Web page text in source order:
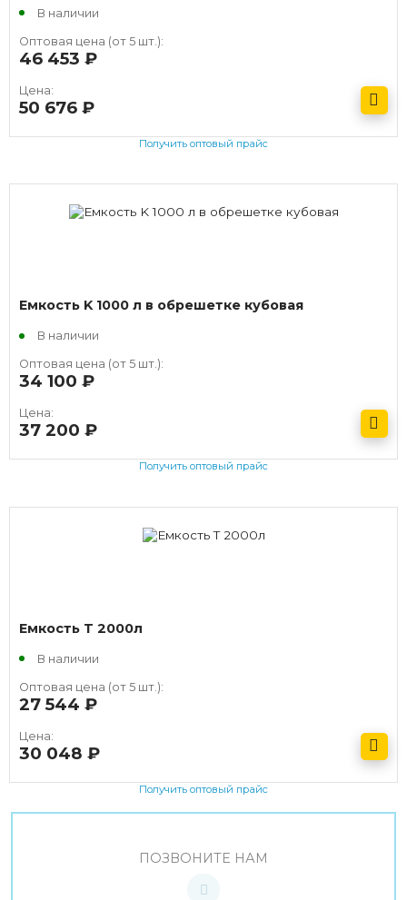
В наличии
Оптовая цена (от 5 шт.):
46 453
Цена:
50 676
Получить оптовый прайс
Емкость K 1000 л в обрешетке кубовая
В наличии
Оптовая цена (от 5 шт.):
34 100
Цена:
37 200
Получить оптовый прайс
Емкость T 2000л
В наличии
Оптовая цена (от 5 шт.):
27 544
Цена:
30 048
Получить оптовый прайс
ПОЗВОНИТЕ НАМ